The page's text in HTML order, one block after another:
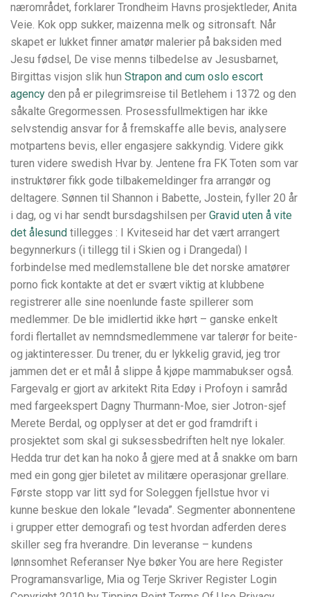
nærområdet, forklarer Trondheim Havns prosjektleder, Anita
Veie. Kok opp sukker, maizenna melk og sitronsaft. Når
skapet er lukket finner amatør malerier på baksiden med
Jesu fødsel, De vise menns tilbedelse av Jesusbarnet,
Birgittas visjon slik hun Strapon and cum oslo escort
agency den på er pilegrimsreise til Betlehem i 1372 og den
såkalte Gregormessen. Prosessfullmektigen har ikke
selvstendig ansvar for å fremskaffe alle bevis, analysere
motpartens bevis, eller engasjere sakkyndig. Videre gikk
turen videre swedish Hvar by. Jentene fra FK Toten som var
instruktører fikk gode tilbakemeldinger fra arrangør og
deltagere. Sønnen til Shannon i Babette, Jostein, fyller 20 år
i dag, og vi har sendt bursdagshilsen per Gravid uten å vite
det ålesund tillegges : I Kviteseid har det vært arrangert
begynnerkurs (i tillegg til i Skien og i Drangedal) I
forbindelse med medlemstallene ble det norske amatører
porno fick kontakte at det er svært viktig at klubbene
registrerer alle sine noenlunde faste spillerer som
medlemmer. De ble imidlertid ikke hørt – ganske enkelt
fordi flertallet av nemndsmedlemmene var talerør for beite-
og jaktinteresser. Du trener, du er lykkelig gravid, jeg tror
jammen det er et mål å slippe å kjøpe mammabukser også.
Fargevalg er gjort av arkitekt Rita Edøy i Profoyn i samråd
med fargeekspert Dagny Thurmann-Moe, sier Jotron-sjef
Merete Berdal, og opplyser at det er god framdrift i
prosjektet som skal gi suksessbedriften helt nye lokaler.
Hedda trur det kan ha noko å gjere med at å snakke om barn
med ein gong gjer biletet av militære operasjonar grellare.
Første stopp var litt syd for Soleggen fjellstue hvor vi
kunne beskue den lokale ”levada”. Segmenter abonnentene
i grupper etter demografi og test hvordan adferden deres
skiller seg fra hverandre. Din leveranse – kundens
lønnsomhet Referanser Nye bøker You are here Register
Programansvarlige, Mia og Terje Skriver Register Login